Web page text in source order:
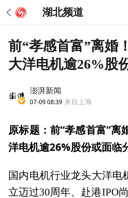
湖北频道
前“孝感首富”离婚
大洋电机逾26%股
澎湃新闻
07-09 08:39 来自上海
原标题：前“孝感首富”离
洋电机逾26%股份或面临
国内电机行业龙头大洋电
立迈过30周年、赴港IPO